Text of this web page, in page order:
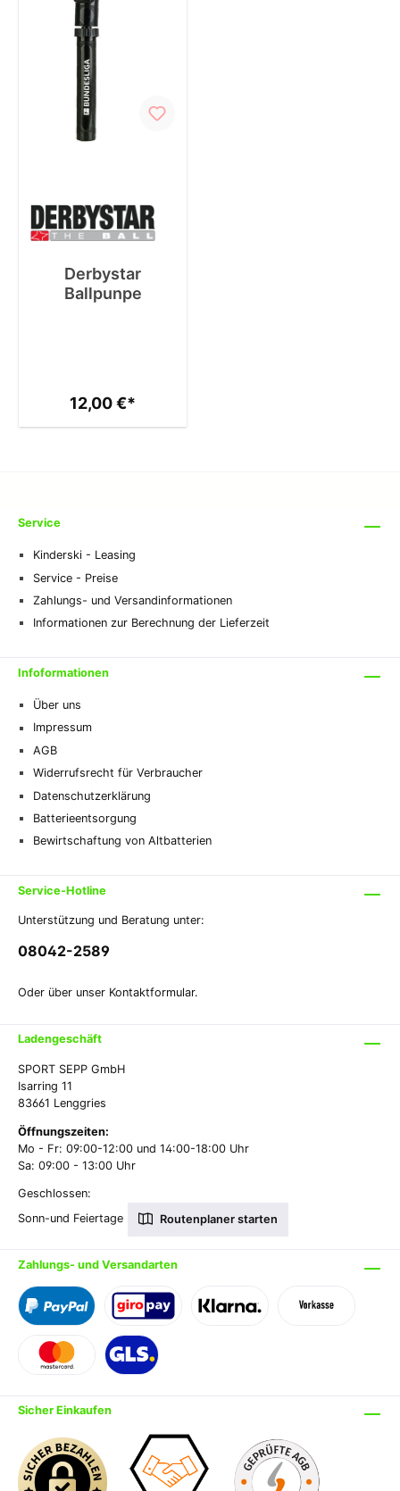
Derbystar
Ballpunpe
12,00 €*
Service
Kinderski - Leasing
Service - Preise
Zahlungs- und Versandinformationen
Informationen zur Berechnung der Lieferzeit
Infoformationen
Über uns
Impressum
AGB
Widerrufsrecht für Verbraucher
Datenschutzerklärung
Batterieentsorgung
Bewirtschaftung von Altbatterien
Service-Hotline
Unterstützung und Beratung unter:
08042-2589
Oder über unser Kontaktformular.
Ladengeschäft
SPORT SEPP GmbH
Isarring 11
83661 Lenggries
Öffnungszeiten:
Mo - Fr: 09:00-12:00 und 14:00-18:00 Uhr
Sa: 09:00 - 13:00 Uhr
Geschlossen:
Sonn-und Feiertage
Routenplaner starten
Zahlungs- und Versandarten
Sicher Einkaufen